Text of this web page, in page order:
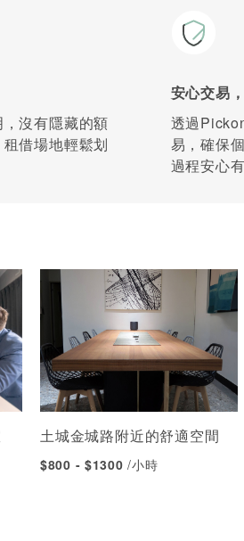
沒有隱藏的額
借場地輕鬆划
安心交易
透過
易，確保
過程安心有
土城金城路附近的舒適空間
$800 - $1300/小時